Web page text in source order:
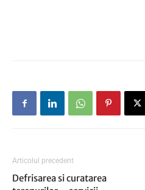
Articolul precedent
Defrisarea si curatarea